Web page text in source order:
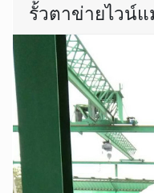
รั้วตาข่ายไวน์